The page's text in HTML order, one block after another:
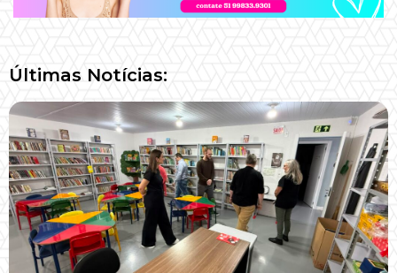
Últimas Notícias: